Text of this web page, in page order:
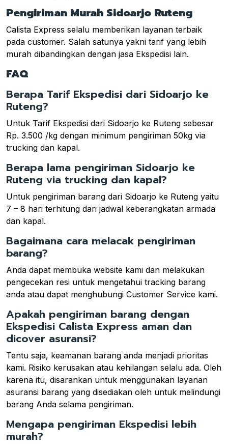
Pengiriman Murah Sidoarjo Ruteng
Calista Express selalu memberikan layanan terbaik
pada customer. Salah satunya yakni tarif yang lebih
murah dibandingkan dengan jasa Ekspedisi lain.
FAQ
Berapa Tarif Ekspedisi dari Sidoarjo ke
Ruteng?
Untuk Tarif Ekspedisi dari Sidoarjo ke Ruteng sebesar
Rp. 3.500 /kg dengan minimum pengiriman 50kg via
trucking dan kapal.
Berapa lama pengiriman Sidoarjo ke
Ruteng via trucking dan kapal?
Untuk pengiriman barang dari Sidoarjo ke Ruteng yaitu
7 – 8 hari terhitung dari jadwal keberangkatan armada
dan kapal.
Bagaimana cara melacak pengiriman
barang?
Anda dapat membuka website kami dan melakukan
pengecekan resi untuk mengetahui tracking barang
anda atau dapat menghubungi Customer Service kami.
Apakah pengiriman barang dengan
Ekspedisi Calista Express aman dan
dicover asuransi?
Tentu saja, keamanan barang anda menjadi prioritas
kami. Risiko kerusakan atau kehilangan selalu ada. Oleh
karena itu, disarankan untuk menggunakan layanan
asuransi barang yang disediakan oleh untuk melindungi
barang Anda selama pengiriman.
Mengapa pengiriman Ekspedisi lebih
murah?